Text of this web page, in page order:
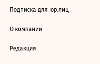
Подписка для юр.лиц
О компании
Редакция